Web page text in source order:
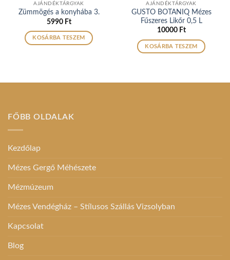
AJÁNDÉKTÁRGYAK
Zümmögés a konyhába 3.
5990 Ft
KOSÁRBA TESZEM
AJÁNDÉKTÁRGYAK
GUSTO BOTANIQ Mézes
Fűszeres Likőr 0,5 L
10000 Ft
KOSÁRBA TESZEM
FŐBB OLDALAK
Kezdőlap
Mézes Gergő Méhészete
Mézmúzeum
Mézes Vendégház – Stílusos Szállás Vizsolyban
Kapcsolat
Blog